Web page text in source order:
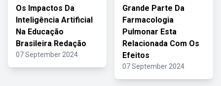
Os Impactos Da
Inteligência Artificial
Na Educação
Brasileira Redação
07 September 2024
Grande Parte Da
Farmacologia
Pulmonar Esta
Relacionada Com Os
Efeitos
07 September 2024